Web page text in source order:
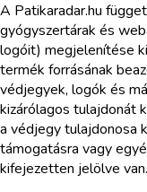
A Patikaradar.hu
gyógyszertárak és
logóit) megjelenítése
termék forrásának
védjegyek, logók és
kizárólagos tulajdonát
a védjegy tulajdonosa
támogatásra vagy
kifejezetten jelölve van.